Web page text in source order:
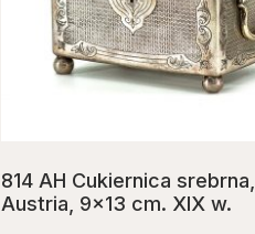
814 AH Cukiernica srebrna,
Austria, 9×13 cm. XIX w.